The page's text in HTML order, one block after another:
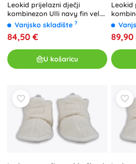
Leokid prijelazni dječji
kombinezon Ulli navy fin vel.
110 (5–6 godina)
Vanjsko skladište ?
84,50 €
U košaricu
Leokid
116
89,90